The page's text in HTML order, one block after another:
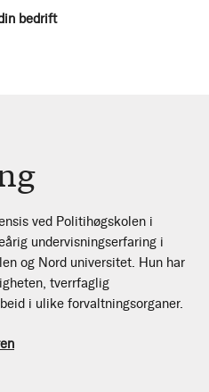
bedrift
ved Politihøgskolen i
undervisningserfaring i
og Nord universitet. Hun har
tverrfaglig
i ulike forvaltningsorganer.